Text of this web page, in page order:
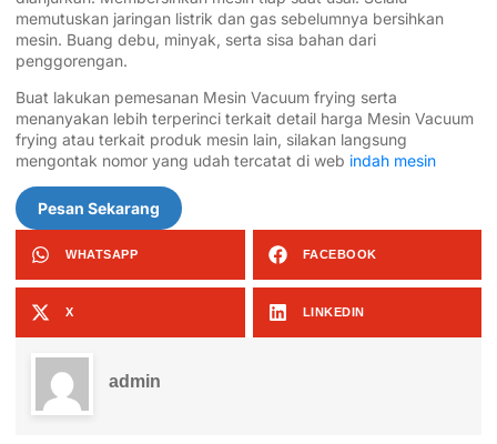
memutuskan jaringan listrik dan gas sebelumnya bersihkan
mesin. Buang debu, minyak, serta sisa bahan dari
penggorengan.
Buat lakukan pemesanan Mesin Vacuum frying serta
menanyakan lebih terperinci terkait detail harga Mesin Vacuum
frying atau terkait produk mesin lain, silakan langsung
mengontak nomor yang udah tercatat di web indah mesin
Pesan Sekarang
WHATSAPP FACEBOOK
X LINKEDIN
admin